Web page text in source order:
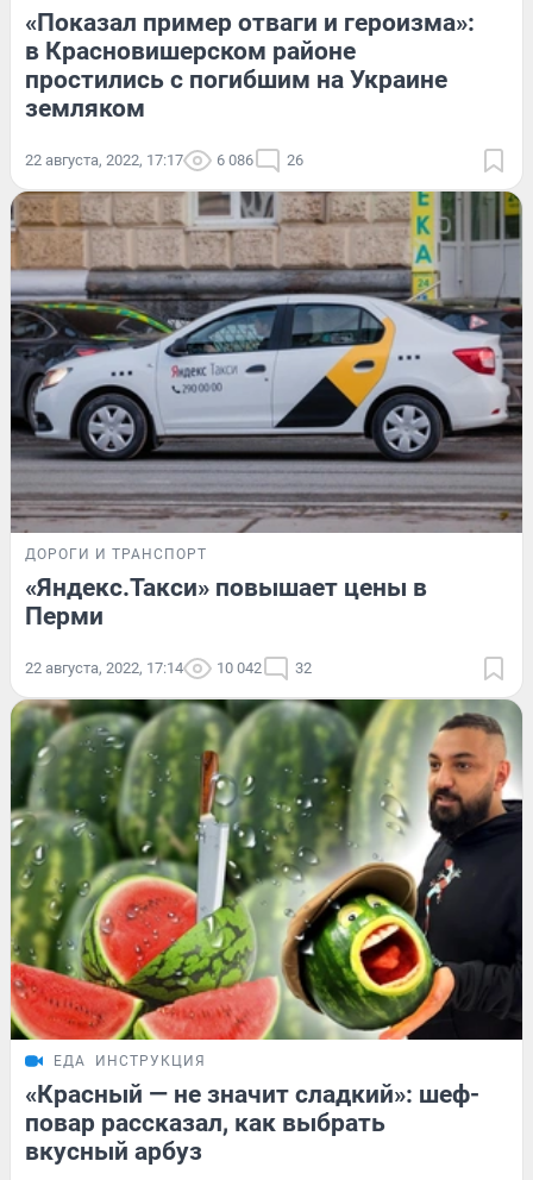
«Показал пример отваги и героизма»:
в Красновишерском районе
простились с погибшим на Украине
земляком
22 августа, 2022, 17:17 6 086 26
ДОРОГИ И ТРАНСПОРТ
«Яндекс.Такси» повышает цены в
Перми
22 августа, 2022, 17:14 10 042 32
ЕДА ИНСТРУКЦИЯ
«Красный — не значит сладкий»: шеф-
повар рассказал, как выбрать
вкусный арбуз